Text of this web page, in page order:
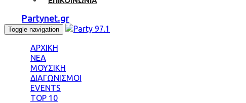
Partynet.gr
Toggle navigation
ΑΡΧΙΚΗ
ΝΕΑ
ΜΟΥΣΙΚΗ
ΔΙΑΓΩΝΙΣΜΟΙ
EVENTS
TOP 10